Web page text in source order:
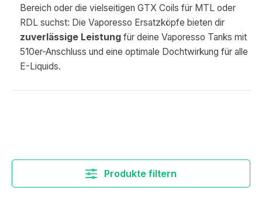
Bereich oder die vielseitigen GTX Coils für MTL oder
RDL suchst: Die Vaporesso Ersatzköpfe bieten dir
zuverlässige Leistungfür deine Vaporesso Tanks mit
510er-Anschluss und eine optimale Dochtwirkung für alle
E-Liquids.
Produkte filtern